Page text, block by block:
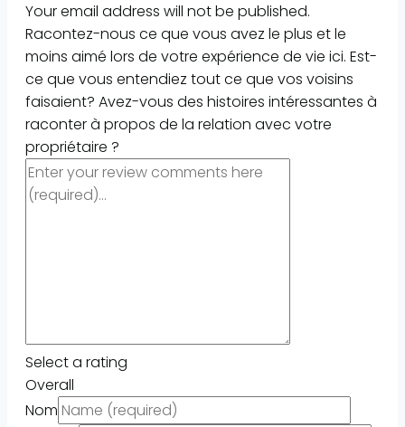
Your email address will not be published.
Racontez-nous ce que vous avez le plus et le
moins aimé lors de votre expérience de vie ici. Est-
ce que vous entendiez tout ce que vos voisins
faisaient? Avez-vous des histoires intéressantes à
raconter à propos de la relation avec votre
propriétaire ?
Select a rating
Overall
Nom